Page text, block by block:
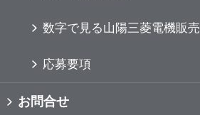
数字で見る山陽三菱電機販売
応募要項
お問合せ